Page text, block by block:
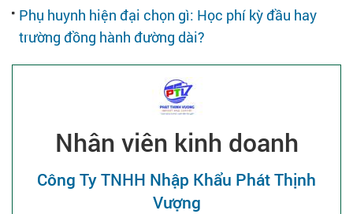
Phụ huynh hiện đại chọn gì: Học phí kỳ đầu hay
trường đồng hành đường dài?
Nhân viên kinh doanh
Công Ty TNHH Nhập Khẩu Phát Thịnh
Vượng